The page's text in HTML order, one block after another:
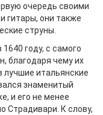
очередь своими
гитары, они также
струны.
году, с самого
благодаря чему их
лучшие итальянские
знаменитый
и его не менее
Страдивари. К слову,